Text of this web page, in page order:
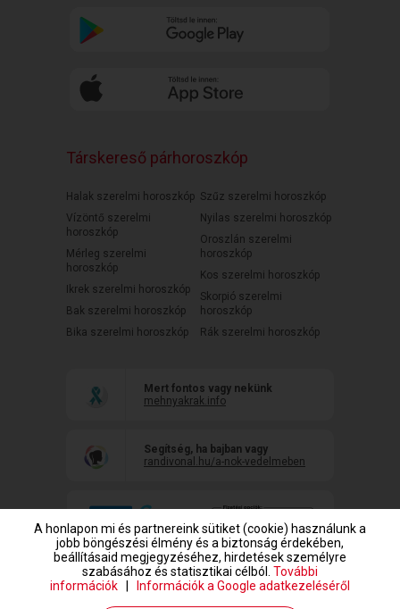
Társkereső párhoroszkóp
Halak szerelmi horoszkóp
Vízöntő szerelmi
horoszkóp
Mérleg szerelmi
horoszkóp
Ikrek szerelmi horoszkóp
Bak szerelmi horoszkóp
Bika szerelmi horoszkóp
Szűz szerelmi horoszkóp
Nyilas szerelmi horoszkóp
Oroszlán szerelmi
horoszkóp
Kos szerelmi horoszkóp
Skorpió szerelmi
horoszkóp
Rák szerelmi horoszkóp
Mert fontos vagy nekünk
mehnyakrak.info
Segítség, ha bajban vagy
randivonal.hu/a-nok-vedelmeben
A honlapon mi és partnereink sütiket (cookie) használunk a
jobb böngészési élmény és a biztonság érdekében,
beállításaid megjegyzéséhez, hirdetések személyre
szabásához és statisztikai célból. További
információk
Információk a Google adatkezeléséről